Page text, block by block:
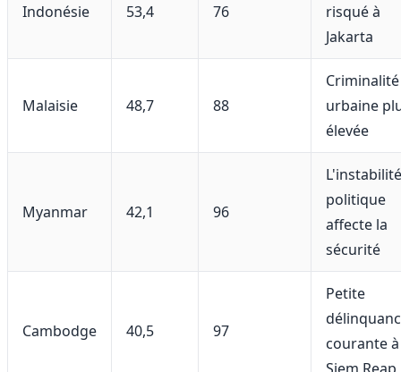
Indonésie 53,4 76
risqué à
Jakarta
Malaisie 48,7 88
Criminalité
urbaine
élevée
Myanmar 42,1 96
L'instabilité
politique
affecte la
sécurité
Cambodge 40,5 97
Petite
courante à